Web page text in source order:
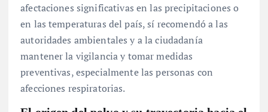
afectaciones significativas en las precipitaciones o
en las temperaturas del país, sí recomendó a las
autoridades ambientales y a la ciudadanía
mantener la vigilancia y tomar medidas
preventivas, especialmente las personas con
afecciones respiratorias.